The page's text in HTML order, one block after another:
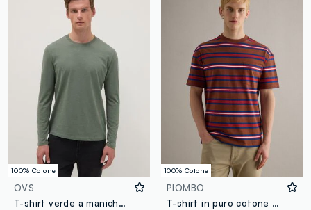
100% Cotone
OVS
T-shirt verde a maniche lunghe in puro cotone regular fit
100% Cotone
PIOMBO
T-shirt in puro cotone a righe multicolor relaxed fit